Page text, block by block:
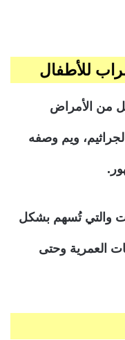
من الأمراض
ويم وصفه
والتي تُسهم بشكل
العمرية وحتى